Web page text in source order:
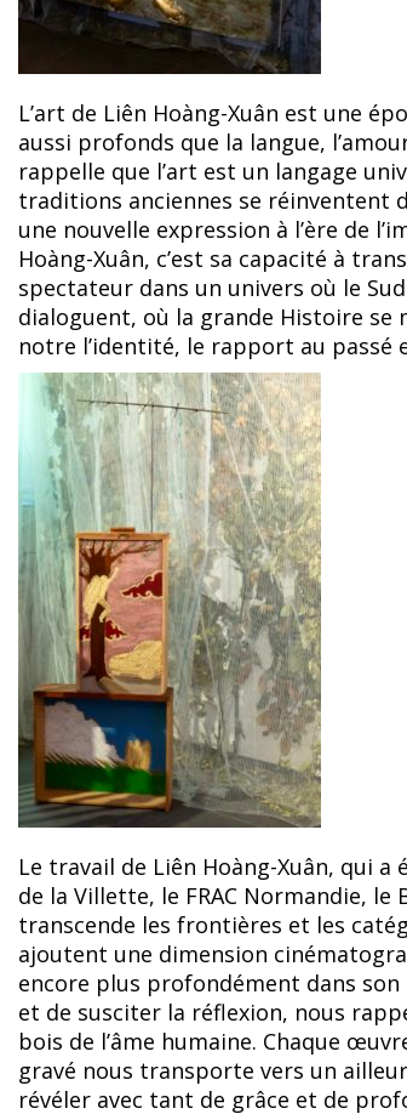
L’art de Liên Hoàng-Xuân est une
aussi profonds que la langue,
rappelle que l’art est un langage
traditions anciennes se réinventent
une nouvelle expression à l’ère de
Hoàng-Xuân, c’est sa capacité à
spectateur dans un univers où le
dialoguent, où la grande Histoire se
notre l’identité, le rapport au passé
Le travail de Liên Hoàng-Xuân, qui
de la Villette, le FRAC Normandie,
transcende les frontières et les
ajoutent une dimension
encore plus profondément dans
et de susciter la réflexion, nous
bois de l’âme humaine. Chaque
gravé nous transporte vers un
révéler avec tant de grâce et de